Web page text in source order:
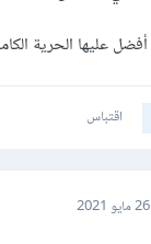
عليها الحرية
اقتباس
26 مايو 2021